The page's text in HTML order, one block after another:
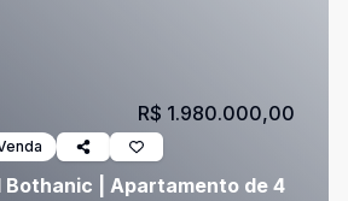
Bothanic | Apartamento de 4
R$ 1.980.000,00